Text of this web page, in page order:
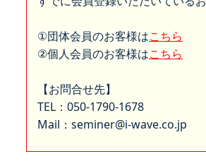
①団体会員のお客様はこちら
②個人会員のお客様はこちら
【お問合せ先】
TEL：050-1790-1678
Mail：seminer@i-wave.co.jp